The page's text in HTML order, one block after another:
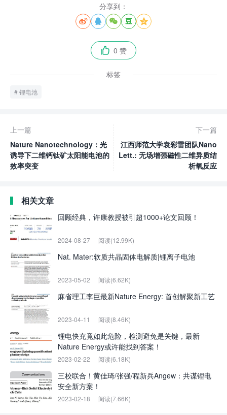
分享到：
    
 0 赞
标签
锂电池
上一篇
Nature Nanotechnology：光
诱导下二维钙钛矿太阳能电池的
效率突变
下一篇
江西师范大学袁彩雷团队Nano
Lett.: 无场增强磁性二维异质结
析氧反应
相关文章
回顾经典，许康教授被引超1000+论文回顾！
2024-08-27 阅读(12.99K)
Nat. Mater:软质共晶固体电解质|锂离子电池
2023-05-02 阅读(6.62K)
麻省理工李巨最新Nature Energy: 首创解聚新工艺
2023-04-11 阅读(8.46K)
锂电快充竟如此危险，检测避免是关键，最新
Nature Energy或许能找到答案！
2023-02-22 阅读(6.18K)
三校联合！黄佳琦/张强/程新兵Angew：共谋锂电
安全新方案！
2023-02-18 阅读(7.66K)